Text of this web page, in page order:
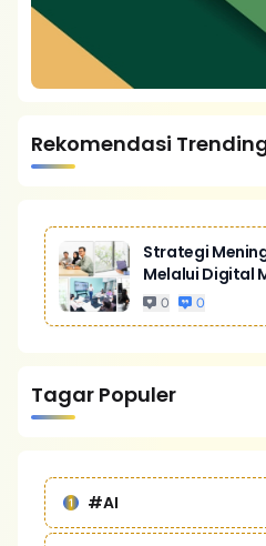
Rekomendasi
Strategi
Melalui Digital
Bisnis Yang
0 0
Tagar Populer
#AI